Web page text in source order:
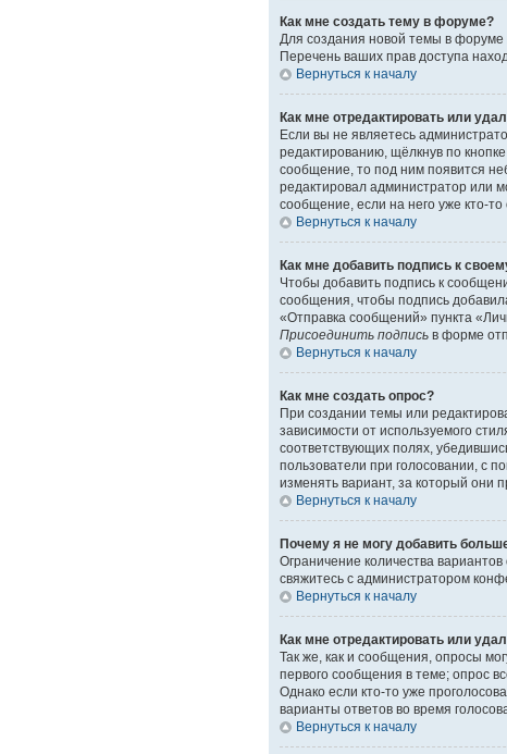
Как мне создать тему в форуме?
Для создания новой темы в форуме
Перечень ваших прав доступа
Вернуться к началу
Как мне отредактировать или
Если вы не являетесь
редактированию, щёлкнув по кнопке
сообщение, то под ним появится
редактировал администратор или
сообщение, если на него уже кто-то
Вернуться к началу
Как мне добавить подпись к
Чтобы добавить подпись к
сообщения, чтобы подпись
«Отправка сообщений» пункта
Присоединить подпись в форме
Вернуться к началу
Как мне создать опрос?
При создании темы или
зависимости от используемого
соответствующих полях,
пользователи при голосовании, с
изменять вариант, за который они
Вернуться к началу
Почему я не могу добавить
Ограничение количества
свяжитесь с администратором
Вернуться к началу
Как мне отредактировать или
Так же, как и сообщения, опросы
первого сообщения в теме; опрос
Однако если кто-то уже
варианты ответов во время
Вернуться к началу